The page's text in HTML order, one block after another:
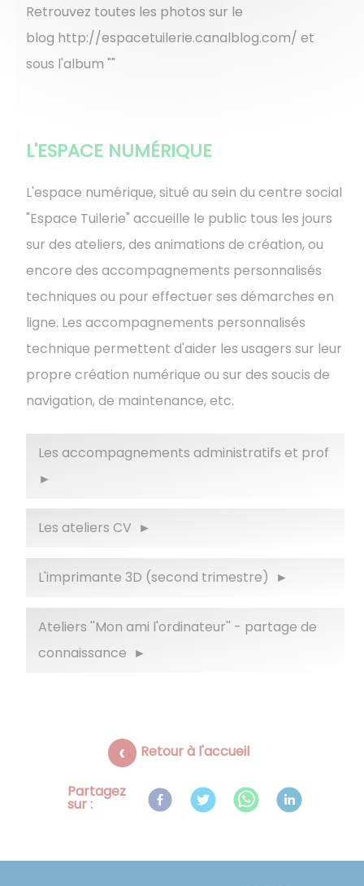
Retrouvez toutes les photos sur le
blog http://espacetuilerie.canalblog.com/ et
sous l'album ""
L'ESPACE NUMÉRIQUE
L'espace numérique, situé au sein du centre social
"Espace Tuilerie" accueille le public tous les jours
sur des ateliers, des animations de création, ou
encore des accompagnements personnalisés
techniques ou pour effectuer ses démarches en
ligne. Les accompagnements personnalisés
technique permettent d'aider les usagers sur leur
propre création numérique ou sur des soucis de
navigation, de maintenance, etc.
Les accompagnements administratifs et prof
Les ateliers CV
L'imprimante 3D (second trimestre)
Ateliers ''Mon ami l'ordinateur'' - partage de
connaissance
Retour à l'accueil
Partagez
sur :